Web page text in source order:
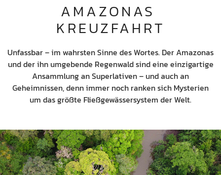
AMAZONAS
KREUZFAHRT
Unfassbar – im wahrsten Sinne des Wortes. Der Amazonas
und der ihn umgebende Regenwald sind eine einzigartige
Ansammlung an Superlativen – und auch an
Geheimnissen, denn immer noch ranken sich Mysterien
um das größte Fließgewässersystem der Welt.